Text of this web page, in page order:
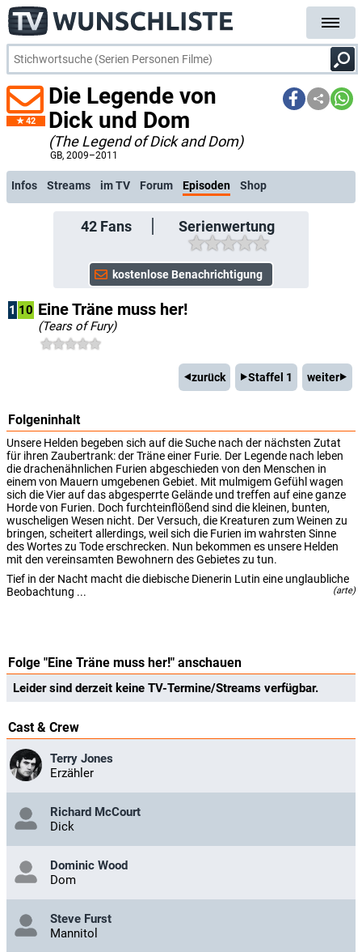
42
Die Legende von
Dick und Dom
(The Legend of Dick and Dom)
GB, 2009–2011
Infos Streams im TV Forum Episoden Shop
42Fans Serienwertung
1 10 Eine Träne muss her!
(Tears of Fury)
zurück Staffel 1 weiter
Folgeninhalt
Unsere Helden begeben sich auf die Suche nach der nächsten Zutat
für ihren Zaubertrank: der Träne einer Furie. Der Legende nach leben
die drachenähnlichen Furien abgeschieden von den Menschen in
einem von Mauern umgebenen Gebiet. Mit mulmigem Gefühl wagen
sich die Vier auf das abgesperrte Gelände und treffen auf eine ganze
Horde von Furien. Doch furchteinflößend sind die kleinen, bunten,
wuscheligen Wesen nicht. Der Versuch, die Kreaturen zum Weinen zu
bringen, scheitert allerdings, weil sich die Furien im wahrsten Sinne
des Wortes zu Tode erschrecken. Nun bekommen es unsere Helden
mit den vereinsamten Bewohnern des Gebietes zu tun.
Tief in der Nacht macht die diebische Dienerin Lutin eine unglaubliche
Beobachtung ...
(arte)
Folge "Eine Träne muss her!" anschauen
Leider sind derzeit keine TV-Termine/Streams verfügbar.
Cast & Crew
Terry Jones
Erzähler
Richard McCourt
Dick
Dominic Wood
Dom
Steve Furst
Mannitol